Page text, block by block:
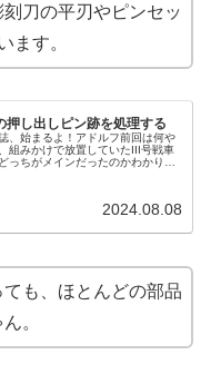
刀の平刃やピンセッ
ます。
押し出しピン跡を処理する
、始まるよ！アドルフ前回は何や
組みかけで放置していたIII号戦車
っちがメインだったのかわかりま
2024.08.08
も、ほとんどの部品
。